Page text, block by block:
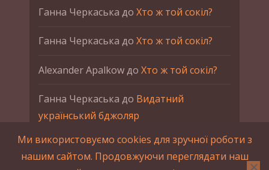
Ганна Черкаська до Хто ж той сокіл?
Ганна Черкаська до Хто ж той сокіл?
Alexander Apalkowдо Хто ж той сокіл?
Ганна Черкаська до Видатний
український бджоляр
Ганна ЧеркаськадоПетро Франко
Ми використовуємо cookies для зручної роботи з
нашим сайтом. Продовжуючи переглядати наш